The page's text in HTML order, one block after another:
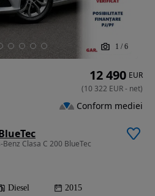
1 / 6
Clasa C 200 BlueTec
Diesel 2015
12 490 EUR
(10 322 EUR- net)
Conform mediei